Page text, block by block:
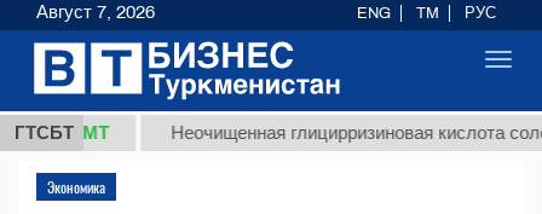
ГТСБТ
ТМТ Неочищенная глицирризиновая кислота
Экономика
Август 7, 2026 ENG TM РУС